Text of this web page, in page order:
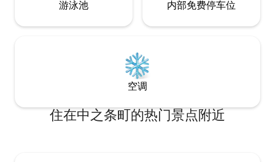
（Yujuku Onsen）和猿ヶ峡温泉
（Sarugakyo Onsen），非常适合您在结
束各种活动后在此放松身心。 在郁郁葱葱
许传说中黑公主和
游泳池 内部免费停车位
空调
住在中之条町的热门景点附近